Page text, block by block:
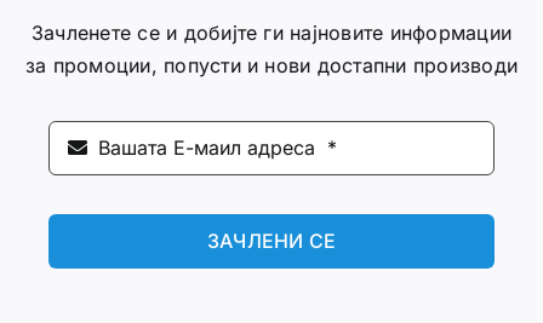
Зачленете се и добијте ги најновите информации
за промоции, попусти и нови достапни производи
ЗАЧЛЕНИ СЕ